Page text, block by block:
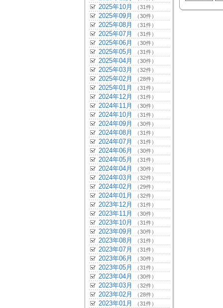
2025年10月 （31件）
2025年09月 （30件）
2025年08月 （31件）
2025年07月 （31件）
2025年06月 （30件）
2025年05月 （31件）
2025年04月 （30件）
2025年03月 （32件）
2025年02月 （28件）
2025年01月 （31件）
2024年12月 （31件）
2024年11月 （30件）
2024年10月 （31件）
2024年09月 （30件）
2024年08月 （31件）
2024年07月 （31件）
2024年06月 （30件）
2024年05月 （31件）
2024年04月 （30件）
2024年03月 （32件）
2024年02月 （29件）
2024年01月 （32件）
2023年12月 （31件）
2023年11月 （30件）
2023年10月 （31件）
2023年09月 （30件）
2023年08月 （31件）
2023年07月 （31件）
2023年06月 （30件）
2023年05月 （31件）
2023年04月 （30件）
2023年03月 （32件）
2023年02月 （28件）
2023年01月 （31件）